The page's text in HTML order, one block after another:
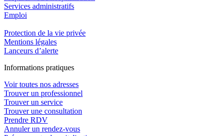
Services administratifs
Emploi​
Protection de la vie privée
Mentions légales
Lanceurs d’alerte
Informations pratiques
Voir toutes nos adresses
Trouver un professionnel
Trouver un service
Trouver une consultation
Prendre RDV
Annuler un rendez-vous